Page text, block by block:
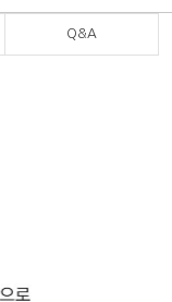
Q&A